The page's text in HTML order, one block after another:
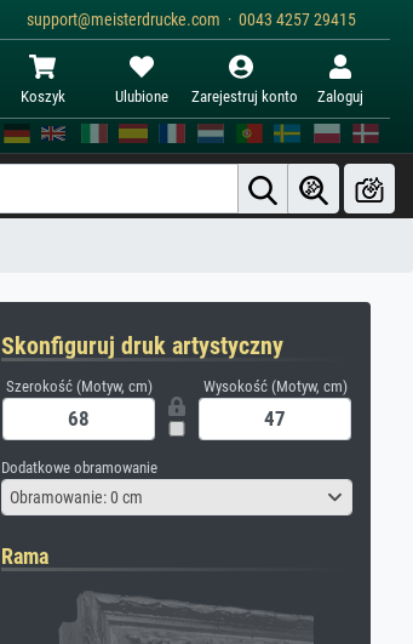
support@meisterdrucke.com · 0043 4257 29415
Koszyk Ulubione Zarejestruj konto Zaloguj
Skonfiguruj druk artystyczny
Szerokość (Motyw, cm) Wysokość (Motyw, cm)
Dodatkowe obramowanie
Obramowanie: 0 cm
Rama